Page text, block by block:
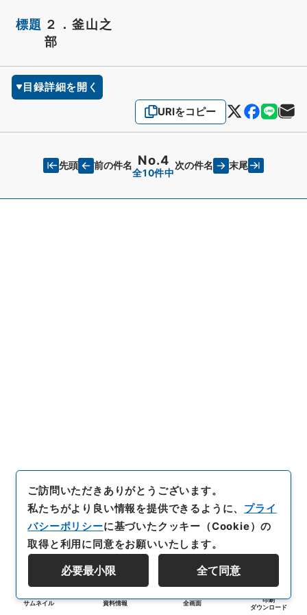
標題 ２．釜山之
部
目録詳細を開く
URIをコピー
先頭 前の件名 No.4
全10件中
次の件名 末尾
サムネイル 資料情報 全画面
印刷
ダウンロード
ご訪問いただきありがとうございます。
私たちがより良い情報を提供できるように、 プライ
バシーポリシーに基づいたクッキー（Cookie）の
取得と利用に同意をお願いいたします。
必要最小限 全て同意